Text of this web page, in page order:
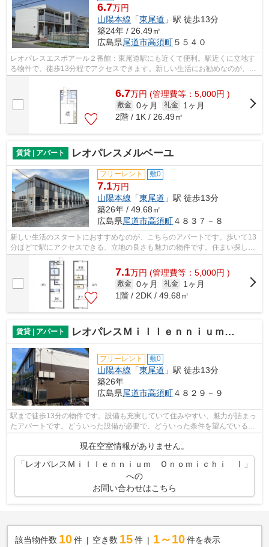
6.7万円
山陽本線 「東尾道 」駅 徒歩13分
築24年 / 26.49㎡
広島県尾道市高須町５５４０
レオパレスエスポアール２番館：東尾道駅にも近くて便利。駅近くに立地す
る物件で、徒歩13分程でアクセスできます。新しい生活にお勧めなのが、こ
6.7万円 (管理費等：5,000円 )
敷金 0ヶ月 礼金
1ヶ月
2階 / 1K / 26.49㎡
賃貸 | アパート レオパレスメルベーユ
フリーレント 敷0
7.1万円
山陽本線 「東尾道 」駅 徒歩13分
築26年 / 49.68㎡
広島県尾道市高須町４８３７－８
新しい生活のスタートにおすすめなのが、こちらのアパートです。歩いて13
分ほどで駅にアクセスできる、立地の良さも魅力の物件です。住まい探しの
条件として、交通アクセスも決め手の1...
7.1万円 (管理費等：5,000円 )
敷金 0ヶ月 礼金
1ヶ月
1階 / 2DK / 49.68㎡
賃貸 | アパート レオパレスＭｉｌｌｅｎｎｉｕｍ Ｏｎｏｍｉｃｈｉ Ⅰ
フリーレント 敷0
山陽本線 「東尾道 」駅 徒歩13分
築26年
広島県尾道市高須町４８２９－９
駅まで徒歩13分の物件です。設備も充実していて住みやすい、魅力が詰まっ
たアパートです。どういった設備が必要で、どういった条件を望んでいるの
現在空室情報がありません。
「レオパレスＭｉｌｌｅｎｎｉｕｍ Ｏｎｏｍｉｃｈｉ Ⅰ」
への
お問い合わせはこちら
該当物件数 10件 空き数 15 件 1～10 件を表示